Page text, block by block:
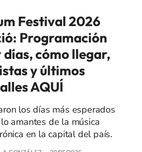
Festival 2026
Programación
días, cómo llegar,
y últimos
AQUÍ
los días más esperados
amantes de la música
en la capital del país.